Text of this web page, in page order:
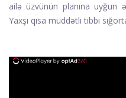
ailə üzvünün planına uyğun
Yaxşı qısa müddətli tibbi